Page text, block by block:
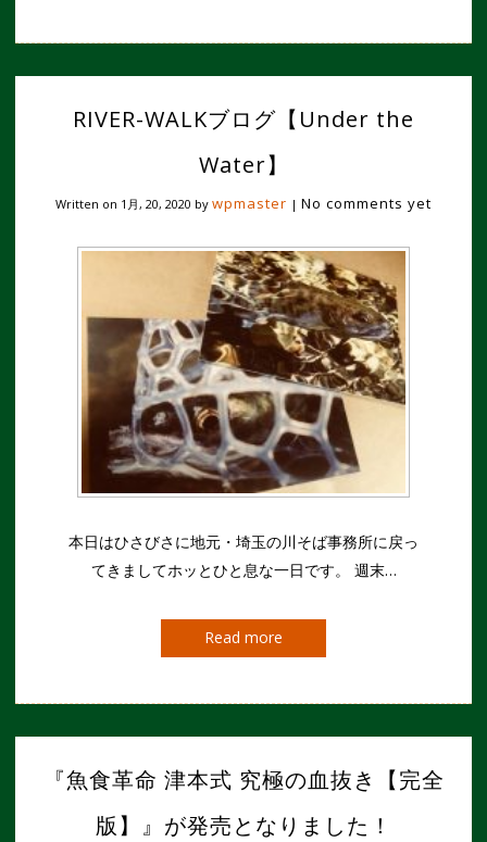
RIVER-WALKブログ【Under the
Water】
Written on 1月, 20, 2020 by wpmaster | No comments yet
本日はひさびさに地元・埼玉の川そば事務所に戻っ
てきましてホッとひと息な一日です。 週末…
Read more
『魚食革命 津本式 究極の血抜き【完全
版】』が発売となりました！